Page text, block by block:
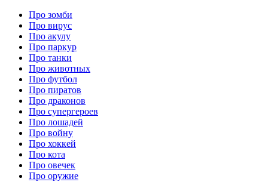
Про зомби
Про вирус
Про акулу
Про паркур
Про танки
Про животных
Про футбол
Про пиратов
Про драконов
Про супергероев
Про лошадей
Про войну
Про хоккей
Про кота
Про овечек
Про оружие